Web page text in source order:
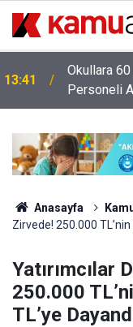
13:41
Okullara
Personeli
Anasayfa
Zirvede! 250.000 TL’nin
Yatırımcılar
250.000
TL’ye